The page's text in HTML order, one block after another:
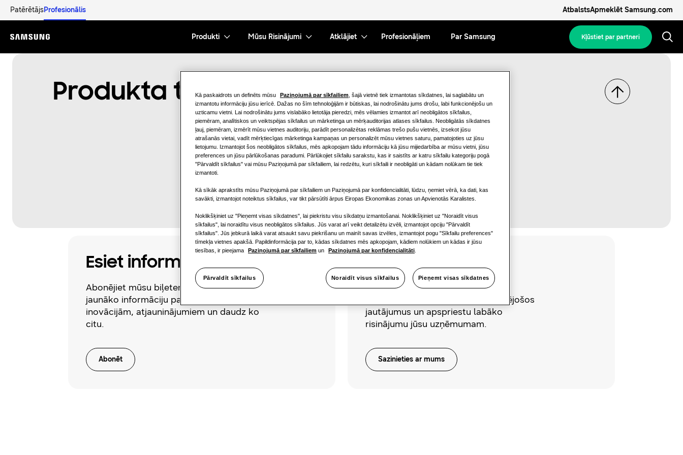
PatērētājsProfesionālis AtbalstsApmeklēt Samsung.com
Menu
Produkti Mūsu Risinājumi Atklājiet Profesionāļiem Par Samsung Kļūstiet par partneri
Produkta tehniskie dati
Esiet informēti
Abonējiet mūsu biļetenu, lai saņemtu
jaunāko informāciju par produktu
inovācijām, atjauninājumiem un daudz ko
citu.
Abonēt
Sazināties
Sazinieties ar mūsu pārdošanas
komandu, lai uzdotu visus interesējošos
jautājumus un apspriestu labāko
risinājumu jūsu uzņēmumam.
Sazinieties ar mums
Kā paskaidrots un definēts mūsu Paziņojumā par sīkfailiem , šajā vietnē tiek izmantotas sīkdatnes, lai saglabātu un
izmantotu informāciju jūsu ierīcē. Dažas no šīm tehnoloģijām ir būtiskas, lai nodrošinātu jums drošu, labi funkcionējošu un
uzticamu vietni. Lai nodrošinātu jums vislabāko lietotāja pieredzi, mēs vēlamies izmantot arī neobligātos sīkfailus,
piemēram, analītiskos un veiktspējas sīkfailus un mārketinga un mērķauditorijas atlases sīkfailus. Neobligātās sīkdatnes
ļauj, piemēram, izmērīt mūsu vietnes auditoriju, parādīt personalizētas reklāmas trešo pušu vietnēs, izsekot jūsu
atrašanās vietai, vadīt mērķtiecīgas mārketinga kampaņas un personalizēt mūsu vietnes saturu, pamatojoties uz jūsu
lietojumu. Izmantojot šos neobligātos sīkfailus, mēs apkopojam tādu informāciju kā jūsu mijiedarbība ar mūsu vietni, jūsu
preferences un jūsu pārlūkošanas paradumi. Pārlūkojiet sīkfailu sarakstu, kas ir saistīts ar katru sīkfailu kategoriju pogā
"Pārvaldīt sīkfailus" vai mūsu Paziņojumā par sīkfailiem, lai redzētu, kuri sīkfaili ir neobligāti un kādam nolūkam tie tiek
izmantoti.
Kā sīkāk aprakstīts mūsu Paziņojumā par sīkfailiem un Paziņojumā par konfidencialitāti, lūdzu, ņemiet vērā, ka dati, kas
savākti, izmantojot noteiktus sīkfailus, var tikt pārsūtīti ārpus Eiropas Ekonomikas zonas un Apvienotās Karalistes.
Noklikšķiniet uz "Pieņemt visas sīkdatnes", lai piekristu visu sīkdatņu izmantošanai. Noklikšķiniet uz "Noraidīt visus
sīkfailus", lai noraidītu visus neobligātos sīkfailus. Jūs varat arī veikt detalizētu izvēli, izmantojot opciju "Pārvaldīt
sīkfailus". Jūs jebkurā laikā varat atsaukt savu piekrišanu un mainīt savas izvēles, izmantojot pogu "Sīkfailu preferences"
tīmekļa vietnes apakšā. Papildinformācija par to, kādas sīkdatnes mēs apkopojam, kādiem nolūkiem un kādas ir jūsu
tiesības, ir pieejama
Paziņojumā par sīkfailiem un Paziņojumā par konfidencialitāti
Pārvaldīt sīkfailus Noraidīt visus sīkfailus Pieņemt visas sīkdatnes